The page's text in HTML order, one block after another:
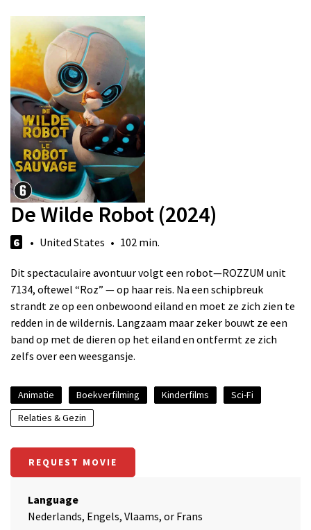
De Wilde Robot (2024)
6 • United States • 102 min.
Dit spectaculaire avontuur volgt een robot—ROZZUM unit
7134, oftewel “Roz” — op haar reis. Na een schipbreuk
strandt ze op een onbewoond eiland en moet ze zich zien te
redden in de wildernis. Langzaam maar zeker bouwt ze een
band op met de dieren op het eiland en ontfermt ze zich
zelfs over een weesgansje.
Animatie Boekverfilming Kinderfilms
Sci-Fi
Relaties & Gezin
REQUEST MOVIE
Language
Nederlands, Engels, Vlaams, or Frans